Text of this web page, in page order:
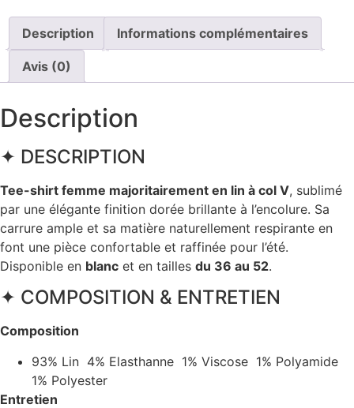
Description Informations complémentaires
Avis (0)
Description
✦ DESCRIPTION
Tee-shirt femme majoritairement en lin à col V, sublimé
par une élégante finition dorée brillante à l’encolure. Sa
carrure ample et sa matière naturellement respirante en
font une pièce confortable et raffinée pour l’été.
Disponible en blanc et en tailles du 36 au 52.
✦ COMPOSITION & ENTRETIEN
Composition
93% Lin 4% Elasthanne 1% Viscose 1% Polyamide
1% Polyester
Entretien